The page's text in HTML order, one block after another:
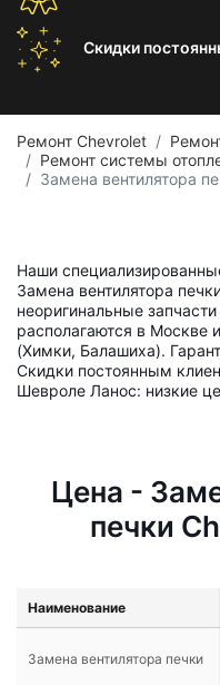
Скидки
Ремонт Chevrolet
Ремонт системы
Замена вентилятора
Наши
Замена вентилятора
неоригинальные
располагаются в
(Химки, Балашиха).
Скидки постоянным
Шевроле Ланос: низкие
Цена -
печки
Наименование
Замена вентилятора печки